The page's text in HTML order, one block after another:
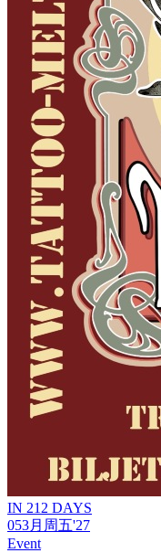
IN 212 DAYS
053月 周五'27
Event